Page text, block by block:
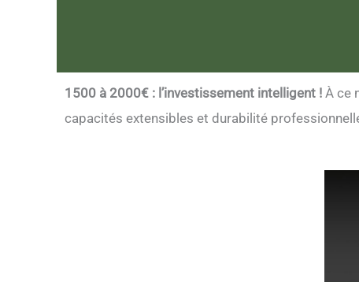
1500 à 2000€ : l’investissement intelligent ! À ce
capacités extensibles et durabilité